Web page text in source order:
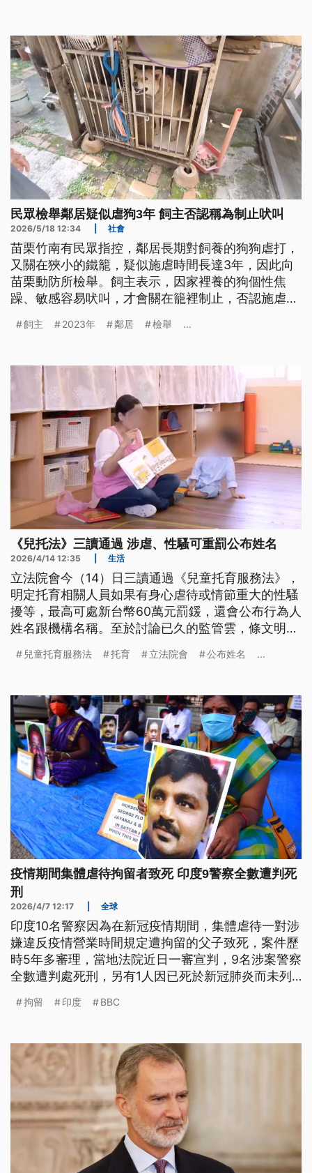
民眾檢舉鄰居疑似虐狗3年 飼主否認稱為制止吠叫
2026/5/18 12:34 社會
苗栗竹南有民眾指控，鄰居長期對飼養的狗狗虐打，
又關在狹小的鐵籠，疑似施虐時間長達3年，因此向
苗栗動防所檢舉。飼主表示，因家裡養的狗個性焦
躁、敏感容易吠叫，才會關在籠裡制止，否認施虐。
勢，若違反《動保法》將依法開罰。
飼主 2023年 鄰居 檢舉 ...
《兒托法》三讀通過 涉虐、性騷可重罰公布姓名
2026/4/14 12:35 生活
立法院會今（14）日三讀通過《兒童托育服務法》，
明定托育相關人員如果有身心虐待或情節重大的性騷
擾等，最高可處新台幣60萬元罰鍰，還會公布行為人
姓名跟機構名稱。至於討論已久的監管雲，條文明定
希望在發生爭議事件時能還原真相，保護幼兒跟教保
兒童托育服務法 托育 立法院會 公布姓名 ...
疫情期間集體虐待拘留者致死 印度9警察全數遭判死
刑
2026/4/7 12:17 全球
印度10名警察因為在新冠疫情期間，集體虐待一對涉
嫌違反疫情營業時間規定遭拘留的父子致死，案件歷
時5年多審理，當地法院近日一審宣判，9名涉案警察
全數遭判處死刑，另有1人因已死於新冠肺炎而未列
拘留 印度 BBC